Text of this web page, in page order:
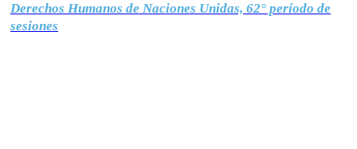
Derechos Humanos de Naciones Unidas, 62° período de
sesiones